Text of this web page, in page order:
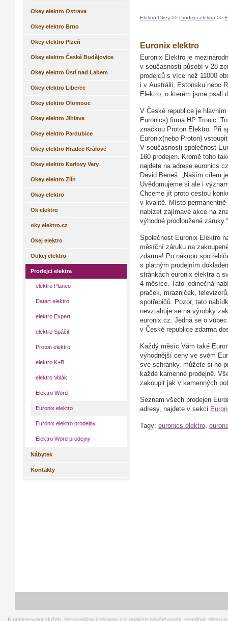
Elektro Okey >> Prodejci elektra >>
Euronix elektro
Euronix Elektro je
v současnosti působí v 28
prodejců s více než 11000
i v Austrálii, Estonsku nebo
Elektro, o kterém jsme psali
V České republice je
Euronics) firma HP Tronic.
značkou Proton Elektro. Při
Euronix(nebo Proton)
V současnosti společnost
160 prodejen. Kromě toho
najdete na adrese
David Beneš: „Naším cílem
Uvědomujeme si ale i
Chceme jít proto cestou
v kvalitě. Místo
nabízet zajímavé akce na
výhodné prodloužené záruky.“
Společnost Euronix Elektro
měsíční záruku na
zdarma! Po nákupu
s platným prodejním
stránkách euronix elektra a
4 měsíce. Tato jedinečná
praček, mrazniček,
spotřebičů. Pozor, tato
nevztahuje se na výrobky
euronix.cz. Jedná se o
v České republice zdarma
Každý měsíc Vám také
výhodnější ceny ve svém
své schránky, můžete si ho
každé kamenné prodejně.
zakoupit jak v kamenných
Seznam všech prodejen
adresy, najdete v sekci
Tagy: euronics elektro,
Okey elektro Ostrava
Okey elektro Brno
Okey elektro Plzeň
Okey elektro České Budějovice
Okey elektro Ústí nad Labem
Okey elektro Liberec
Okey elektro Olomouc
Okey elektro Jihlava
Okey elektro Pardubice
Okey elektro Hradec Králové
Okey elektro Karlovy Vary
Okey elektro Zlín
Okay elektro
Ok elektro
oky elektro.cz
Okej elektro
Oukej elektro
Prodejci elektra
elektro Planeo
Datart elektro
elektro Expert
elektro Spáčil
Proton elektro
elektro K+B
elektro Volák
Elektro Word
Euronix elektro
Euronix elektro prodejny
Elektro Word prodejny
Nábytek
Kontakty
K poskytování služeb, personalizaci reklamy a k analýze návštěvnosti, pomáhají